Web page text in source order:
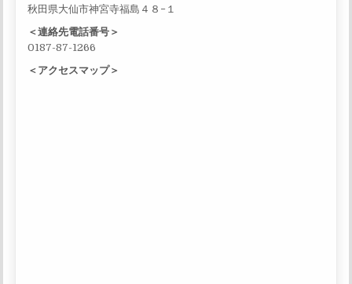
秋田県大仙市神宮寺福島４８−１
＜連絡先電話番号＞
0187-87-1266
＜アクセスマップ＞